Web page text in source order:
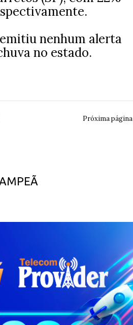
nenhum alerta
no estado.
Próxima página